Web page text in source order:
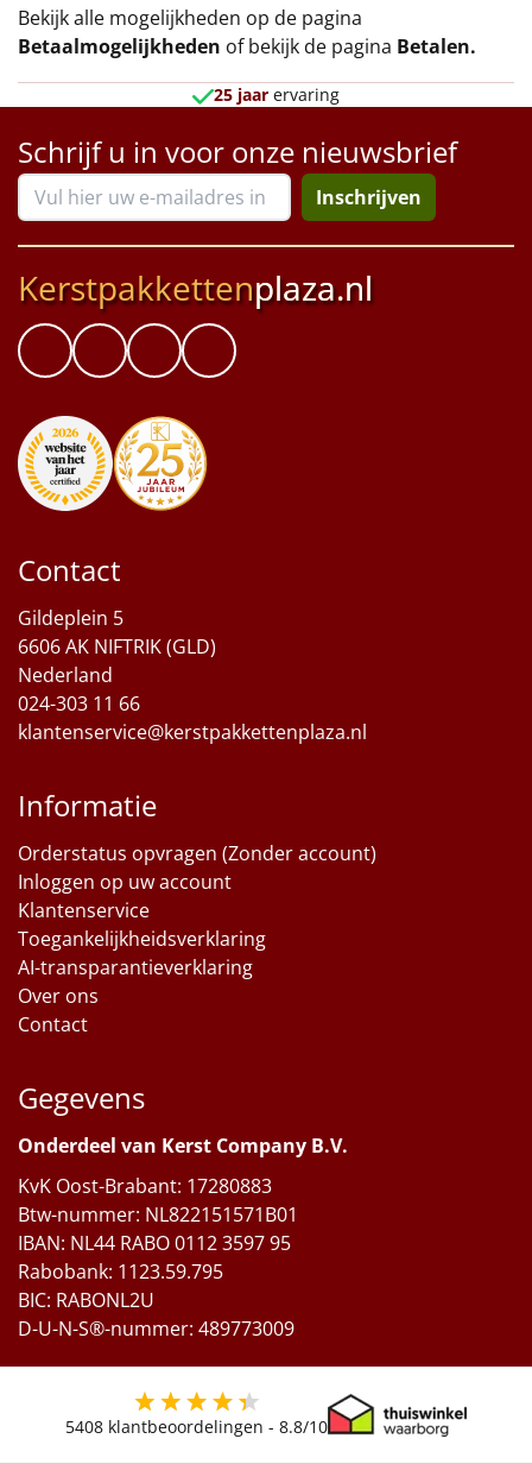
Bekijk alle mogelijkheden op de pagina
Betaalmogelijkheden of bekijk de pagina Betalen.
25 jaar ervaring
Schrijf u in voor onze nieuwsbrief
Inschrijven
Kerstpakkettenplaza.nl
Contact
Gildeplein 5
6606 AK NIFTRIK (GLD)
Nederland
024-303 11 66
klantenservice@kerstpakkettenplaza.nl
Informatie
Orderstatus opvragen (Zonder account)
Inloggen op uw account
Klantenservice
Toegankelijkheidsverklaring
AI-transparantieverklaring
Over ons
Contact
Gegevens
Onderdeel van Kerst Company B.V.
KvK Oost-Brabant: 17280883
Btw-nummer: NL822151571B01
IBAN: NL44 RABO 0112 3597 95
Rabobank: 1123.59.795
BIC: RABONL2U
D-U-N-S®-nummer: 489773009
5408 klantbeoordelingen - 8.8/10